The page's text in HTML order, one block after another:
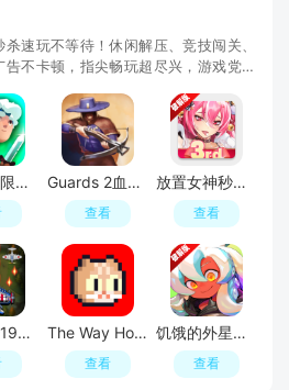
速玩不等待！休闲解压、竞技闯关、
不卡顿，指尖畅玩超尽兴，游戏党私
夜勤人无限金币破解版 Guards 2血盟守卫军2无敌秒杀最新版
查看
放置女神秒杀无敌版破解版
查看
街机射击1945无敌秒杀最新版 The Way Home回家的猫内置菜单版
查看
饥饿的外星人内置菜单破解版
查看